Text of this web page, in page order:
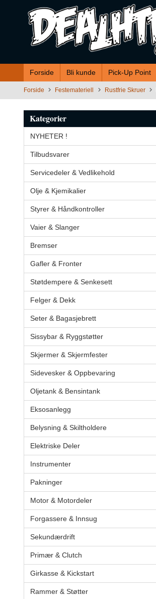
innholdet
Forside Bli kunde Pick-Up Point
Forside Festemateriell Rustfrie Skruer
Kategorier
NYHETER !
Tilbudsvarer
Servicedeler & Vedlikehold
Olje & Kjemikalier
Styrer & Håndkontroller
Vaier & Slanger
Bremser
Gafler & Fronter
Støtdempere & Senkesett
Felger & Dekk
Seter & Bagasjebrett
Sissybar & Ryggstøtter
Skjermer & Skjermfester
Sidevesker & Oppbevaring
Oljetank & Bensintank
Eksosanlegg
Belysning & Skiltholdere
Elektriske Deler
Instrumenter
Pakninger
Motor & Motordeler
Forgassere & Innsug
Sekundærdrift
Primær & Clutch
Girkasse & Kickstart
Rammer & Støtter